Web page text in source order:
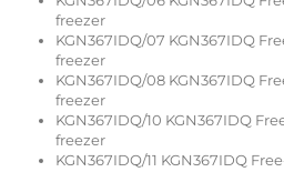
freezer
KGN367IDQ/07 KGN367IDQ
freezer
KGN367IDQ/08 KGN367IDQ
freezer
KGN367IDQ/10 KGN367IDQ
freezer
KGN367IDQ/11 KGN367IDQ